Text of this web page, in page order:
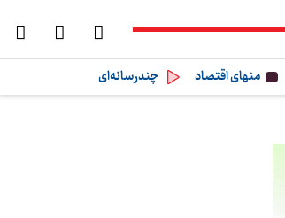
منهای اقتصاد
چندرسانه‌ای